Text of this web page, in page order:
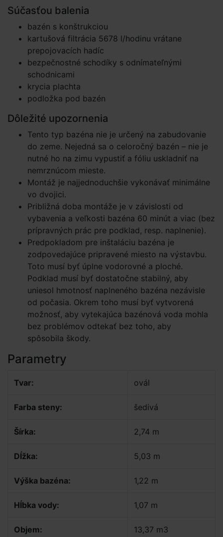
Súčasťou balenia
bazén s konštrukciou
kartušová filtrácia 5678 l/hodinu vrátane
prepojovacích hadíc
bezpečnostné schodíky s odnímateľnými
schodnicami
krycia plachta
podložka pod bazén
Dôležité upozornenia
Tento typ bazéna nie je určený na zabudovanie
do zeme. Nejedná sa o celoročný bazén – nie je
nutné ho na zimu vypustiť a fóliu uskladniť na
nemrznúcom mieste.
Montáž je najjednoduchšie vykonávať minimálne
vo dvojici.
Približná doba montáže je v závislosti od
vybavenia a veľkosti bazéna 60 minút a viac (bez
prípravných prác pre podklad, resp. naplnenie).
Predpokladom pre inštaláciu bazéna je
zodpovedajúce pripravené miesto na výstavbu.
Toto musí byť úplne vodorovné a ploché.
Podklad musí byť dostatočne stabilný, aby
uniesol hmotnosť naplneného bazéna nezávisle
od počasia. Okrem toho musí byť vytvorená
možnosť, aby vytekajúca bazénová voda mohla
bez problémov odtekať bez toho, aby
spôsobila škody.
Parametry
Tvar: ovál
Farba steny: šedivá
Šírka: 2,74 m
Dĺžka: 5,03 m
Výška bazéna: 1,22 m
Hĺbka vody: 1,07 m
Objem: 13,37 m3